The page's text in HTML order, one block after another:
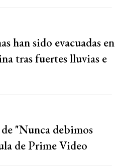
han sido evacuadas en
tras fuertes lluvias e
"Nunca debimos
de Prime Video